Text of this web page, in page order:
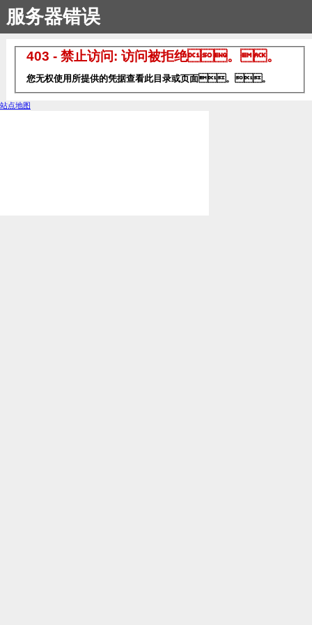
服务器错误
403 - 禁止访问: 访问被拒绝。。
您无权使用所提供的凭据查看此目录或页面。。
站点地图